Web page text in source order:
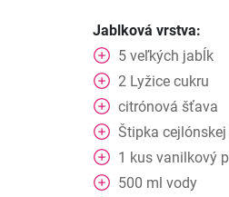
Jablková vrstva:
5 veľkých jabĺk
2 Lyžice cukru
citrónová šťava
Štipka
1 kus vanilkový
500 ml vody